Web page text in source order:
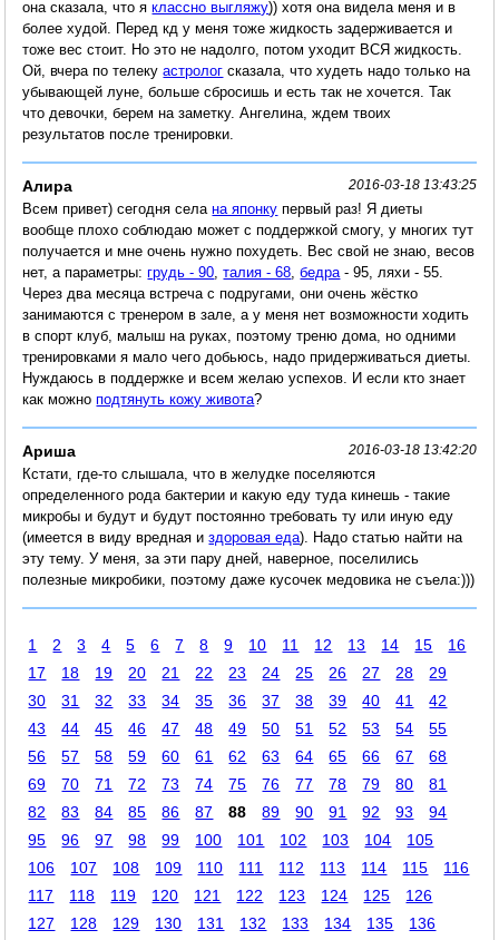
она сказала, что яклассно выгляжу)) хотя она видела меня и в
более худой. Перед кд у меня тоже жидкость задерживается и
тоже вес стоит. Но это не надолго, потом уходит ВСЯ жидкость.
Ой, вчера по телекуастролог сказала, что худеть надо только на
убывающей луне, больше сбросишь и есть так не хочется. Так
что девочки, берем на заметку. Ангелина, ждем твоих
результатов после тренировки.
Алира 2016-03-18 13:43:25
Всем привет) сегодня селана японку первый раз! Я диеты
вообще плохо соблюдаю может с поддержкой смогу, у многих тут
получается и мне очень нужно похудеть. Вес свой не знаю, весов
нет, а параметры:грудь - 90 ,талия - 68 ,бедра - 95, ляхи - 55.
Через два месяца встреча с подругами, они очень жёстко
занимаются с тренером в зале, а у меня нет возможности ходить
в спорт клуб, малыш на руках, поэтому треню дома, но одними
тренировками я мало чего добьюсь, надо придерживаться диеты.
Нуждаюсь в поддержке и всем желаю успехов. И если кто знает
как можноподтянуть кожу живота?
Ариша 2016-03-18 13:42:20
Кстати, где-то слышала, что в желудке поселяются
определенного рода бактерии и какую еду туда кинешь - такие
микробы и будут и будут постоянно требовать ту или иную еду
(имеется в виду вредная издоровая еда). Надо статью найти на
эту тему. У меня, за эти пару дней, наверное, поселились
полезные микробики, поэтому даже кусочек медовика не съела:)))
1 2 3 4 5 6 7 8 9 10 11 12 13 14 15
16
17
18 19 20 21 22 23 24 25 26 27 28
29
30
31 32 33 34 35 36 37 38 39 40 41
42
43
44 45 46 47 48 49 50 51 52 53 54
55
56
57 58 59 60 61 62 63 64 65 66 67
68
69
70 71 72 73 74 75 76 77 78 79 80
81
82
83 84 85 86 87 88 89 90 91 92 93
94
95
96 97 98 99 100 101 102 103 104
105
106
107 108 109 110 111 112 113 114 115
116
117
118 119 120 121 122 123 124 125
126
127
128 129 130 131 132 133 134 135
136